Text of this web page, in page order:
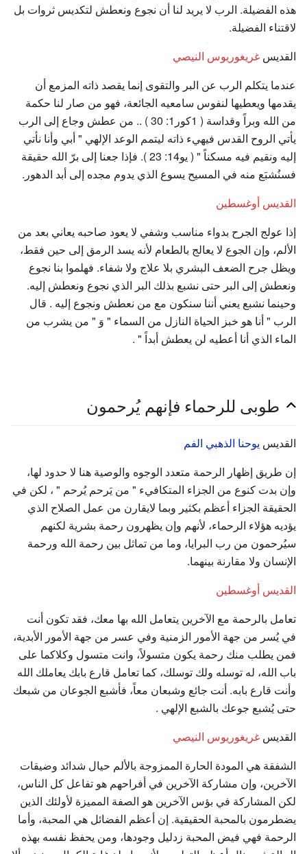
هذه الفضيلة. الرب لا يريد لنا أن نجوع ونعطش لتكديس ثروات بل
لاقتناء الفضيلة.
القديس غريغوريوس النيصي
عندما يتكلم الرب عن البر والتقوى إنما يقصد ذاته المزمع أن
يقدمها ويعطيها لنفوس سامعيه الجائعة، فهو من صار لنا حكمة
من الله وبراً وقداسة ( 1كور1: 30 ) .. من عطش وجاع إلى الرب
يأتي الروح القدس فيهيء ذاته ليتمم الوعد الإلهي " أبي وأنا نأتي
إليه ونقيم فيه مسكناً " ( يو14: 23 ). فإذا جعنا إلى برّ الله حقيقة
فسنُشبَع منه في المسيح يسوع الذي يدوم مجده إلى أبد الدهور.
القديس أوغسطين
إذا عولج الجرح بدواء مناسب وشفي لا يعود صاحبه يعاني بعد من
الألم، وإن الجوع لا يعالج بالطعام لأنه يسد الرمق إلى حين فقط،
ويظل جرح الضعف البشري بلا علاج ولا شفاء. فهلموا بنا نجوع
ونعطش إلى البر حتى نشبع بذلك البر الذي نجوع ونعطش إليه.
وحينما نشبع يعني أننا سنكون مع من نعطش ونجوع إليه . قال
الرب " أنا هو خبز الحياة النازل من السماء " وَ " من يشرب من
الماء الذي أنا أعطيه لن يعطش أبداً " .
طوبى للرحماء فإنهم يُرحمون
القديس يوحنا الذهبي الفم
إن طريق إظهار الرحمة متعدد الوجوه والوصية هنا لا حدود لها،
وإن بدت كنوع من الجزاء المتكافيء " من يَرحم يُرحم " ، لكن في
الحقيقة الجزاء أعظم بكثير وبما لايقارن من عمل الصلاح الذي
يؤديه هؤلاء الرحماء، لأنهم وإن يظهرون رحمة بشرية لكنهم
سيُرحمون من رب البرايا، وما من تماثل بين رحمة الله ورحمة
الإنسان ولا مقارنة بينهما.
القديس أوغسطين
تعامل بالرحمة مع الآخرين يتعامل الله بها معك، فقد تكون أنت
في يُسر من جهة الأمور الزمنية وفي عسر من جهة الأمور الأبدية،
فمن يطلب منك رحمة يكون متسولاً، وانت متسول وكلاكما على
باب الله، له توسله ولك توسلك، كما تعامل قارع بابك يعاملك الله
وأنت قارع بابه. أنت جائع وشبعان معاً، فأشبع الجوعان من شبعك
حتى يُشبع جوعك بالشبع الإلهي .
القديس غريغوريوس النيصي
الشفقة هي المودة الحارة الممزوجة بالألم حيال شدائد وضيقات
الآخرين، وإن مشاركة الآخرين في أفراحهم هو تفاعل كل الناس،
لكن المشاركة في بؤس الآخرين هو الصفة المميزة لأولئك الذين
يضطرمون بالمحبة الحقيقية. إن أعظم الفضائل هي المحبة، وأما
الرحمة فهي فيض المحبة زدليل وجودها، ومن يحفظ نفسه بهذه